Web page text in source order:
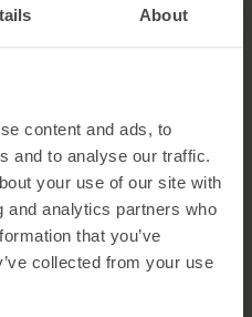
About
content and ads, to
and to analyse our traffic.
your use of our site with
and analytics partners who
that you’ve
collected from your use
Die Berichterstattung
zu bedienen und umfassender
mit den Cloud-basierten
kompakteste Technologie, die
Bereich der Richtlinien,
modernen Organisationen zu
Managing Director bei
die sich den Problemen stellen
Verantwortlichkeit und dem